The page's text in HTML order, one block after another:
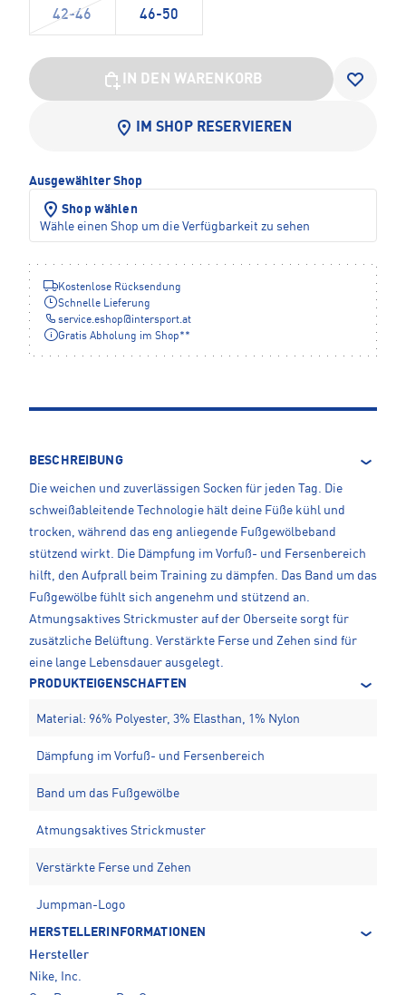
42-46 46-50
IN DEN WARENKORB
IM SHOP RESERVIEREN
Ausgewählter Shop
Shop wählen
Wähle einen Shop um die Verfügbarkeit zu sehen
Kostenlose Rücksendung
Schnelle Lieferung
service.eshop@ intersport.at
Gratis Abholung im Shop**
BESCHREIBUNG
Die weichen und zuverlässigen Socken für jeden Tag. Die
schweißableitende Technologie hält deine Füße kühl und
trocken, während das eng anliegende Fußgewölbeband
stützend wirkt. Die Dämpfung im Vorfuß- und Fersenbereich
hilft, den Aufprall beim Training zu dämpfen. Das Band um das
Fußgewölbe fühlt sich angenehm und stützend an.
Atmungsaktives Strickmuster auf der Oberseite sorgt für
zusätzliche Belüftung. Verstärkte Ferse und Zehen sind für
eine lange Lebensdauer ausgelegt.
PRODUKTEIGENSCHAFTEN
Material: 96% Polyester, 3% Elasthan, 1% Nylon
Dämpfung im Vorfuß- und Fersenbereich
Band um das Fußgewölbe
Atmungsaktives Strickmuster
Verstärkte Ferse und Zehen
Jumpman-Logo
HERSTELLERINFORMATIONEN
Hersteller
Nike, Inc.